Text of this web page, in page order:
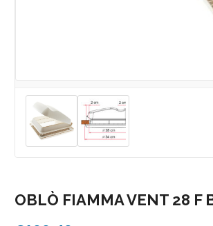
OBLÒ FIAMMA VENT 28 F